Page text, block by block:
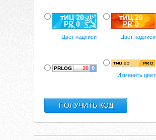
Цвет надписи Цвет надписи
Изменить цвет